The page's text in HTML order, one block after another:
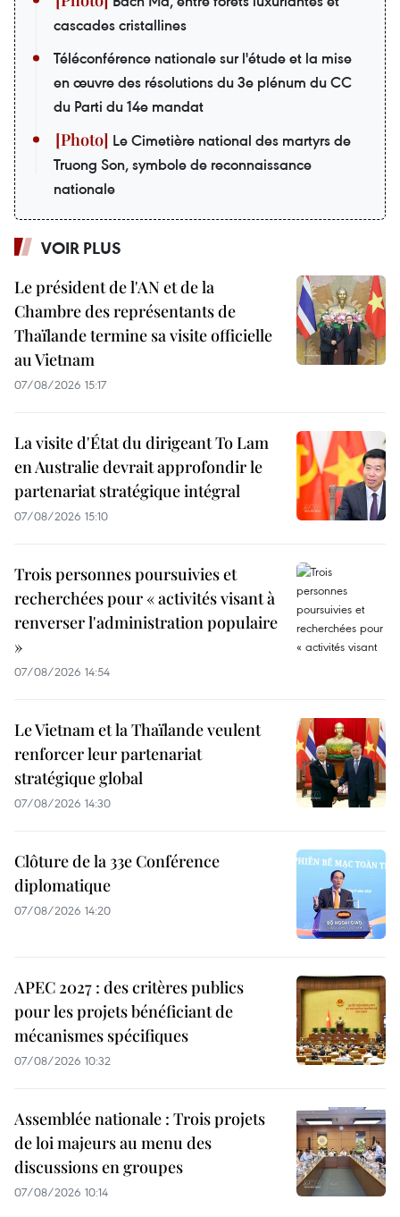
cascades cristallines
Téléconférence nationale sur l'étude et la mise
en œuvre des résolutions du 3e plénum du CC
du Parti du 14e mandat
Le Cimetière national des martyrs de
Truong Son, symbole de reconnaissance
nationale
VOIR PLUS
Le président de l'AN et de la
Chambre des représentants de
Thaïlande termine sa visite officielle
au Vietnam
07/08/2026 15:17
La visite d'État du dirigeant To Lam
en Australie devrait approfondir le
partenariat stratégique intégral
07/08/2026 15:10
Trois personnes poursuivies et
recherchées pour « activités visant à
renverser l'administration populaire
»
07/08/2026 14:54
Le Vietnam et la Thaïlande veulent
renforcer leur partenariat
stratégique global
07/08/2026 14:30
Clôture de la 33e Conférence
diplomatique
07/08/2026 14:20
APEC 2027 : des critères publics
pour les projets bénéficiant de
mécanismes spécifiques
07/08/2026 10:32
Assemblée nationale : Trois projets
de loi majeurs au menu des
discussions en groupes
07/08/2026 10:14